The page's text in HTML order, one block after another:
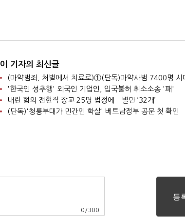
이 기자의 최신글
'한국인 성추행' 외국인 기업인, 입국불허 취소소송 '패'
내란 혐의 전현직 장교 25명 법정에…별만 ‘32개’
(단독)'청룡부대가 민간인 학살' 베트남정부 공문 첫 확인
0 /300